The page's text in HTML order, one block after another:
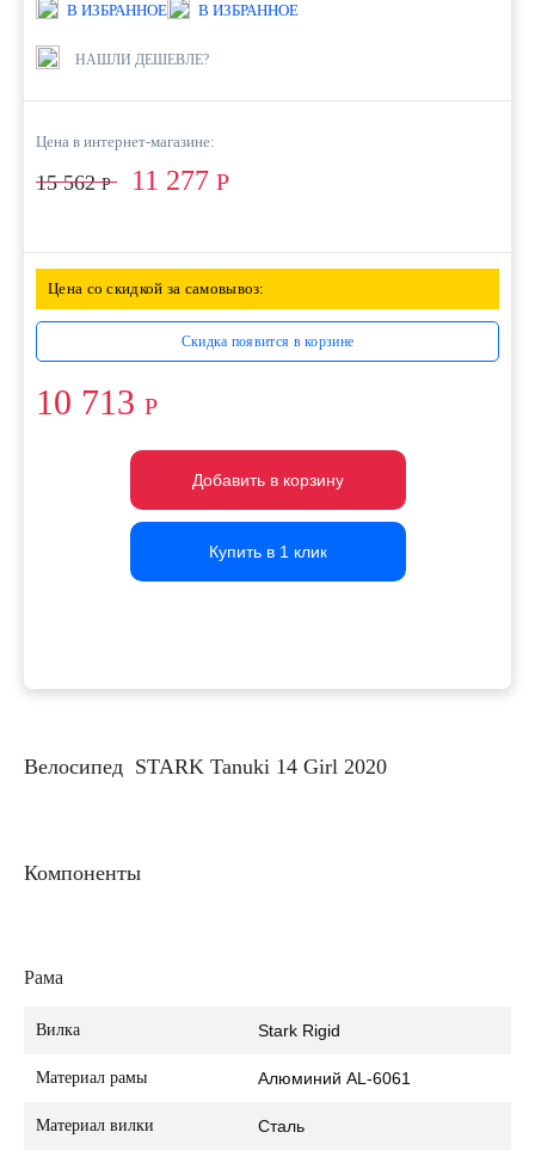
В ИЗБРАННОЕ В ИЗБРАННОЕ
НАШЛИ ДЕШЕВЛЕ?
Цена в интернет-магазине:
15 562Р 11 277 Р
Цена со скидкой за самовывоз:
Скидка появится в корзине
10 713 Р
Добавить в корзину
Добавить в корзину
Добавить в корзину
Купить в 1 клик
Купить в 1 клик
Купить в 1 клик
Велосипед STARK Tanuki 14 Girl 2020
Компоненты
Рама
Вилка Stark Rigid
Материал рамы Алюминий AL-6061
Материал вилки Сталь